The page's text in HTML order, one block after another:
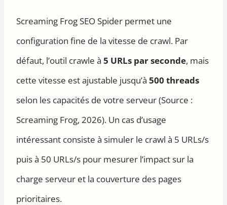
Screaming Frog SEO Spider permet une
configuration fine de la vitesse de crawl. Par
défaut, l’outil crawle à5 URLs par seconde, mais
cette vitesse est ajustable jusqu’à500 threads
selon les capacités de votre serveur (Source :
Screaming Frog, 2026). Un cas d’usage
intéressant consiste à simuler le crawl à 5 URLs/s
puis à 50 URLs/s pour mesurer l’impact sur la
charge serveur et la couverture des pages
prioritaires.